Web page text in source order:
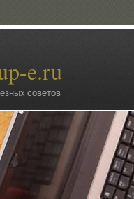
e.ru
советов